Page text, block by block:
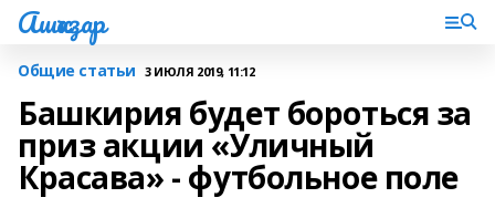
Ашҡаҙар
Общие статьи 3 ИЮЛЯ 2019, 11:12
Башкирия будет бороться за
приз акции «Уличный
Красава» - футбольное поле